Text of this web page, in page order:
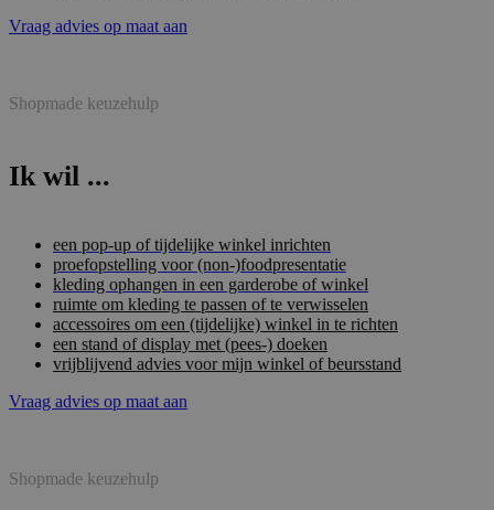
Vraag advies op maat aan
Shopmade keuzehulp
Ik wil ...
een pop-up of tijdelijke winkel inrichten
proefopstelling voor (non-)foodpresentatie
kleding ophangen in een garderobe of winkel
ruimte om kleding te passen of te verwisselen
accessoires om een (tijdelijke) winkel in te richten
een stand of display met (pees-) doeken
vrijblijvend advies voor mijn winkel of beursstand
Vraag advies op maat aan
Shopmade keuzehulp